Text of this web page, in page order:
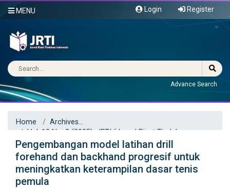
MENU Login Register
Advance Search
Home
Archives
Vol. 10 No. 3 (2025): JRTI (Jurnal Riset Tindakan
Indonesia)
Articles
Pengembangan model latihan drill
forehand dan backhand progresif untuk
meningkatkan keterampilan dasar tenis
pemula